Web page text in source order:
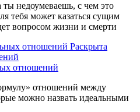
недоумеваешь, с чем это
тебя может казаться сущим
вопросом жизни и смерти
Раскрыта
отношений
отношений между
можно назвать идеальными